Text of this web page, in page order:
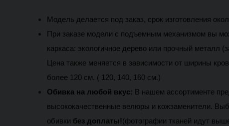
Модель делается под заказ, срок изготовления
При заказе модели с подъемным механизмом вы
каркаса: экологичное дерево или прочный металл
Цена также меняется в зависимости от ширины
более 120 см. ( 120, 140, 160 см.)
Обивка на любой вкус: В нашем ассортименте
высококачественные велюры и кожзаменители.
обивки без доплаты!(фотографии тканей идут